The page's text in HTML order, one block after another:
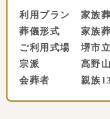
利用プラン 家族葬
葬儀形式 家族葬
ご利用式場 堺市立
宗派 高野山真
会葬者 親族13